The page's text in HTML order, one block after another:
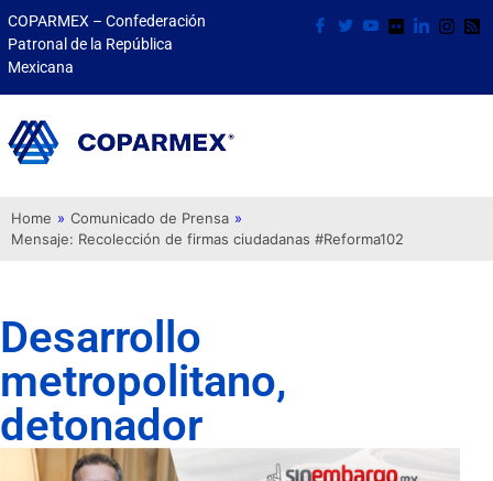
COPARMEX – Confederación
Patronal de la República
Mexicana
Home » Comunicado de Prensa »
Mensaje: Recolección de firmas ciudadanas #Reforma102
Desarrollo
metropolitano,
detonador